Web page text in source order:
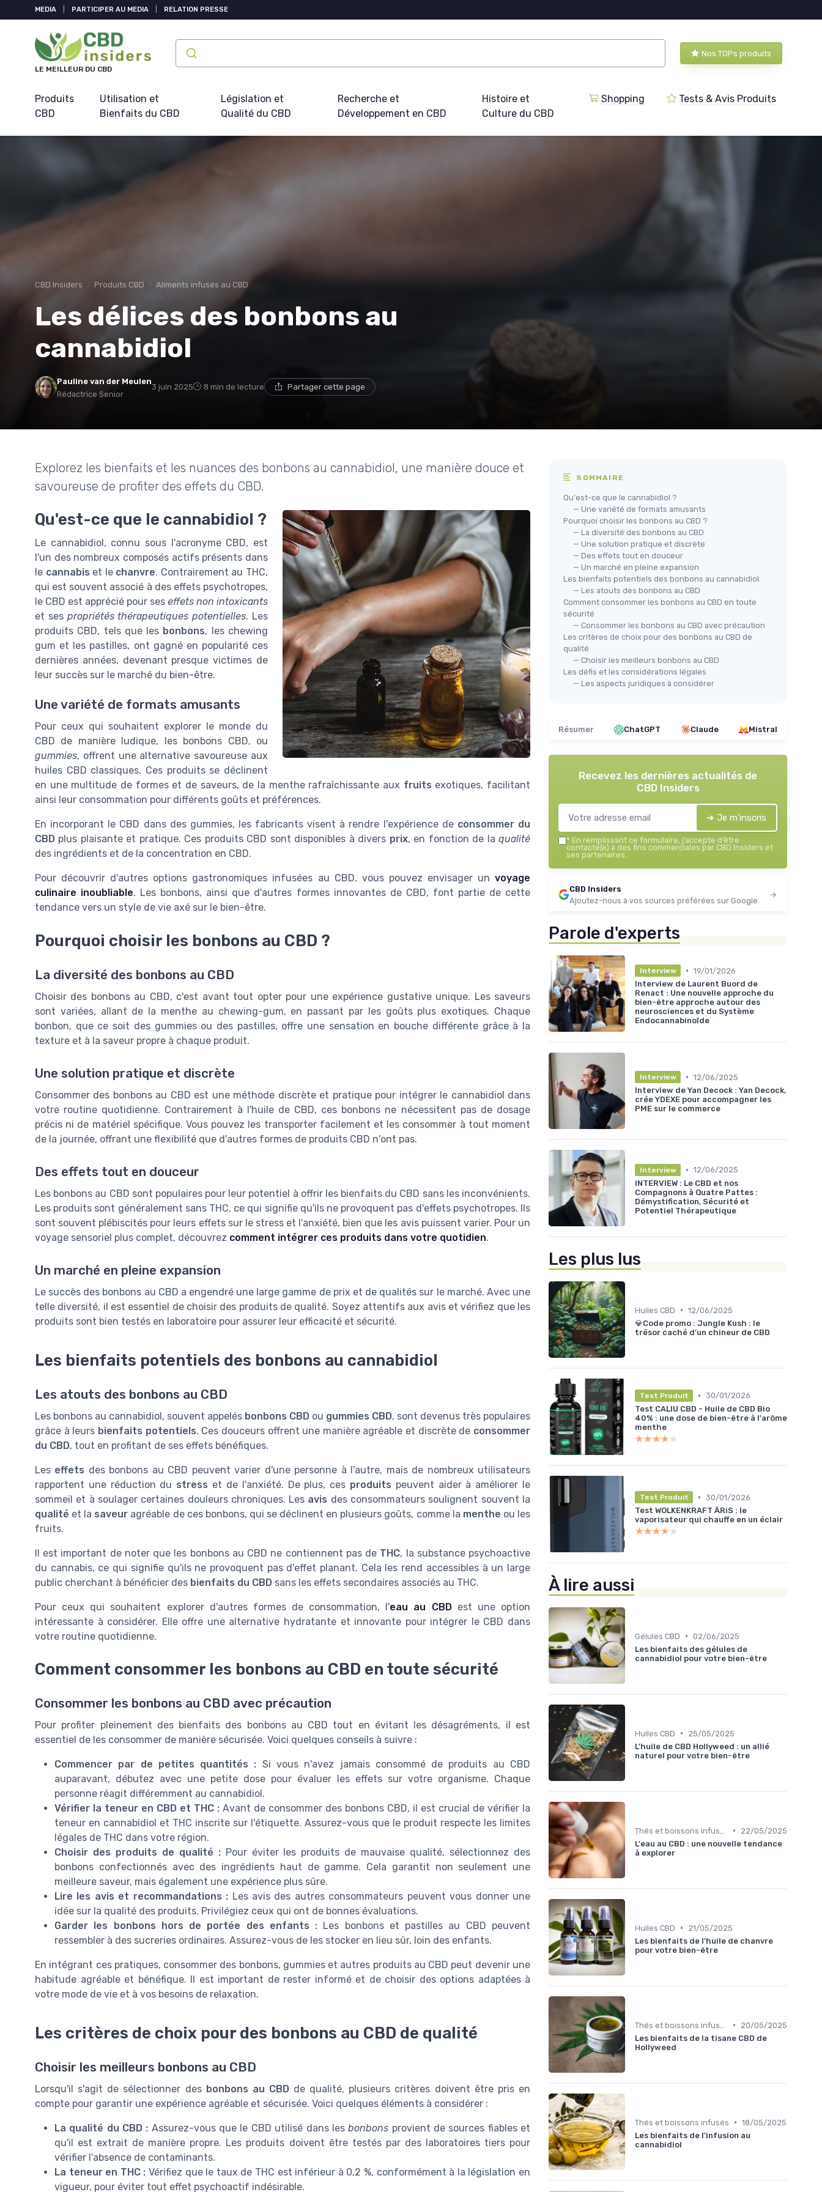
MEDIA PARTICIPER AU MEDIA RELATION PRESSE
LE MEILLEUR DU CBD
Nos TOPs produits
Produits
CBD
Utilisation et
Bienfaits du CBD
Législation et
Qualité du CBD
Recherche et
Développement en CBD
Histoire et
Culture du CBD
Shopping Tests & Avis Produits
CBD Insiders Produits CBD Aliments infusés au CBD
Les délices des bonbons au
cannabidiol
Pauline van der Meulen
Rédactrice Senior
3 juin 2025 8 min de lecture Partager cette page
Explorez les bienfaits et les nuances des bonbons au cannabidiol, une manière douce et
savoureuse de profiter des effets du CBD.
Qu'est-ce que le cannabidiol ?
Le cannabidiol, connu sous l'acronyme CBD, est
l'un des nombreux composés actifs présents dans
le cannabis et le chanvre. Contrairement au THC,
qui est souvent associé à des effets psychotropes,
le CBD est apprécié pour ses effets non intoxicants
et ses propriétés thérapeutiques potentielles. Les
produits CBD, tels que les bonbons, les chewing
gum et les pastilles, ont gagné en popularité ces
dernières années, devenant presquevictimes de
leur succès sur le marché du bien-être.
Une variété de formats amusants
Pour ceux qui souhaitent explorer le monde du
CBD de manière ludique, les bonbons CBD, ou
gummies, offrent une alternative savoureuse aux
huiles CBD classiques. Ces produitsse déclinent
en une multitude de formes et de saveurs, de la mentherafraîchissante aux fruits exotiques, facilitant
ainsi leur consommation pour différents goûts et préférences.
En incorporant le CBD dans des gummies, les fabricants visent à rendre l'expérience de consommer du
CBD plus plaisante et pratique. Ces produits CBD sont disponibles à divers prix, en fonction de laqualité
des ingrédients et de la concentration en CBD.
Pour découvrir d'autres options gastronomiques infusées au CBD, vous pouvez envisager un voyage
culinaire inoubliable. Les bonbons, ainsi que d'autres formes innovantes de CBD, font partie de cette
tendance vers un style de vie axé sur le bien-être.
Pourquoi choisir les bonbons au CBD ?
La diversité des bonbons au CBD
Choisir des bonbons au CBD, c'est avant tout opter pour une expérience gustative unique. Les saveurs
sont variées, allant de la menthe au chewing-gum, en passant par les goûts plus exotiques. Chaque
bonbon, que ce soit des gummies ou des pastilles, offre une sensation en bouche différente grâce à la
texture et à la saveur propre à chaque produit.
Une solution pratique et discrète
Consommer des bonbons au CBD est une méthode discrète et pratique pour intégrer le cannabidiol dans
votre routine quotidienne. Contrairement à l'huile de CBD, ces bonbons ne nécessitent pas de dosage
précis ni de matériel spécifique. Vous pouvez les transporter facilement et les consommer à tout moment
de la journée, offrant une flexibilité que d'autres formes de produits CBD n'ont pas.
Des effets tout en douceur
Les bonbons au CBD sont populaires pour leur potentiel à offrir les bienfaits du CBD sans les inconvénients.
Les produits sont généralement sans THC, ce qui signifie qu'ils ne provoquent pas d'effets psychotropes. Ils
sont souvent plébiscités pour leurs effets sur le stress et l'anxiété, bien que les avis puissent varier. Pour un
voyage sensoriel plus complet, découvrez comment intégrer ces produits dans votre quotidien.
Un marché en pleine expansion
Le succès des bonbons au CBD a engendré une large gamme de prix et de qualités sur le marché. Avec une
telle diversité, il est essentiel de choisir des produits de qualité. Soyez attentifs aux avis et vérifiez que les
produits sont bien testés en laboratoire pour assurer leur efficacité et sécurité.
Les bienfaits potentiels des bonbons au cannabidiol
Les atouts des bonbons au CBD
Les bonbons au cannabidiol, souvent appelés bonbons CBD ou gummies CBD, sont devenus très populaires
grâce à leurs bienfaits potentiels. Ces douceurs offrent une manière agréable et discrète de consommer
du CBD, tout en profitant de ses effets bénéfiques.
Les effets des bonbons au CBD peuvent varier d'une personne à l'autre, mais de nombreux utilisateurs
rapportent une réduction du stress et de l'anxiété. De plus, ces produits peuvent aider à améliorer le
sommeil et à soulager certaines douleurs chroniques. Les avis des consommateurs soulignent souvent la
qualité et la saveur agréable de ces bonbons, qui se déclinent en plusieurs goûts, comme la menthe ou les
fruits.
Il est important de noter que les bonbons au CBD ne contiennent pas de THC, la substance psychoactive
du cannabis, ce qui signifie qu'ils ne provoquent pas d'effet planant. Cela les rend accessibles à un large
public cherchant à bénéficier des bienfaits du CBD sans les effets secondaires associés au THC.
Pour ceux qui souhaitent explorer d'autres formes de consommation, l'eau au CBD est une option
intéressante à considérer. Elle offre une alternative hydratante et innovante pour intégrer le CBD dans
votre routine quotidienne.
Comment consommer les bonbons au CBD en toute sécurité
Consommer les bonbons au CBD avec précaution
Pour profiter pleinement des bienfaits des bonbons au CBD tout en évitant les désagréments, il est
essentiel de les consommer de manière sécurisée. Voici quelques conseils à suivre :
Commencer par de petites quantités : Si vous n'avez jamais consommé de produits au CBD
auparavant, débutez avec une petite dose pour évaluer les effets sur votre organisme. Chaque
personne réagit différemment au cannabidiol.
Vérifier la teneur en CBD et THC : Avant de consommer des bonbons CBD, il est crucial de vérifier la
teneur en cannabidiol et THC inscrite sur l'étiquette. Assurez-vous que le produit respecte les limites
légales de THC dans votre région.
Choisir des produits de qualité :Pour éviter les produits de mauvaise qualité, sélectionnez des
bonbons confectionnés avec des ingrédients haut de gamme. Cela garantit non seulement une
meilleure saveur, mais également une expérience plus sûre.
Lire les avis et recommandations : Les avis des autres consommateurs peuvent vous donner une
idée sur la qualité des produits. Privilégiez ceux qui ont de bonnes évaluations.
Garder les bonbons hors de portée des enfants : Les bonbons et pastilles au CBD peuvent
ressembler à des sucreries ordinaires. Assurez-vous de les stocker en lieu sûr, loin des enfants.
En intégrant ces pratiques, consommer des bonbons, gummies et autres produits au CBD peut devenir une
habitude agréable et bénéfique. Il est important de rester informé et de choisir des options adaptées à
votre mode de vie et à vos besoins de relaxation.
Les critères de choix pour des bonbons au CBD de qualité
Choisir les meilleurs bonbons au CBD
Lorsqu'il s'agit de sélectionner des bonbons au CBD de qualité, plusieurs critères doivent être pris en
compte pour garantir une expérience agréable et sécurisée. Voici quelques éléments à considérer :
La qualité du CBD : Assurez-vous que le CBD utilisé dans lesbonbons provient de sources fiables et
qu'il est extrait de manière propre. Les produits doivent être testés par des laboratoires tiers pour
vérifier l'absence de contaminants.
La teneur en THC : Vérifiez que le taux de THC est inférieur à 0,2 %, conformément à la législation en
vigueur, pour éviter tout effet psychoactif indésirable.
SOMMAIRE
Qu'est-ce que le cannabidiol ?
— Une variété de formats amusants
Pourquoi choisir les bonbons au CBD ?
— La diversité des bonbons au CBD
— Une solution pratique et discrète
— Des effets tout en douceur
— Un marché en pleine expansion
Les bienfaits potentiels des bonbons au cannabidiol
— Les atouts des bonbons au CBD
Comment consommer les bonbons au CBD en toute
sécurité
— Consommer les bonbons au CBD avec précaution
Les critères de choix pour des bonbons au CBD de
qualité
— Choisir les meilleurs bonbons au CBD
Les défis et les considérations légales
— Les aspects juridiques à considérer
Résumer ChatGPT Claude Mistral
Recevez les dernières actualités de
CBD Insiders
➔ Je m'inscris
* En remplissant ce formulaire, j’accepte d’être
contacté(e) à des fins commerciales par CBD Insiders et
ses partenaires.
CBD Insiders
Ajoutez-nous à vos sources préférées sur Google
Parole d'experts
Interview • 19/01/2026
Interview de Laurent Buord de
Renact : Une nouvelle approche du
bien-être approche autour des
neurosciences et du Système
Endocannabinoïde
Interview • 12/06/2025
Interview de Yan Decock : Yan Decock,
crée YDEXE pour accompagner les
PME sur le commerce
Interview • 12/06/2025
INTERVIEW : Le CBD et nos
Compagnons à Quatre Pattes :
Démystification, Sécurité et
Potentiel Thérapeutique
Les plus lus
Huiles CBD • 12/06/2025
💎Code promo : Jungle Kush : le
trésor caché d’un chineur de CBD
Test Produit • 30/01/2026
Test CALIU CBD - Huile de CBD Bio
40% : une dose de bien-être à l'arôme
menthe
★★★★★
★★★★★
Test Produit • 30/01/2026
Test WOLKENKRAFT ÄRiS : le
vaporisateur qui chauffe en un éclair
★★★★★
★★★★★
À lire aussi
Gélules CBD • 02/06/2025
Les bienfaits des gélules de
cannabidiol pour votre bien-être
Huiles CBD •
25/05/2025
L'huile de CBD Hollyweed : un allié
naturel pour votre bien-être
•
22/05/2025
L'eau au CBD : une nouvelle tendance
à explorer
Huiles CBD •
21/05/2025
Les bienfaits de l'huile de chanvre
pour votre bien-être
•
20/05/2025
Les bienfaits de la tisane CBD de
Hollyweed
Thés et boissons infusés • 18/05/2025
Les bienfaits de l'infusion au
cannabidiol
Panneau de gestion des cookies